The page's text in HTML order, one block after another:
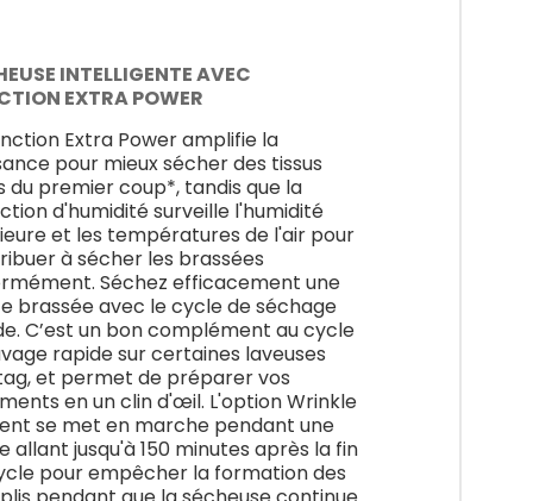
INTELLIGENTE AVEC
EXTRA POWER
Extra Power amplifie la
pour mieux sécher des tissus
du premier coup*, tandis que la
d'humidité surveille l'humidité
et les températures de l'air pour
à sécher les brassées
Séchez efficacement une
brassée avec le cycle de séchage
C’est un bon complément au cycle
rapide sur certaines laveuses
et permet de préparer vos
en un clin d'œil. L'option Wrinkle
se met en marche pendant une
allant jusqu'à 150 minutes après la fin
pour empêcher la formation des